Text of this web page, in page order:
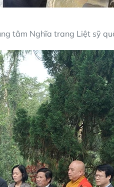
tâm Nghĩa trang Liệt sỹ